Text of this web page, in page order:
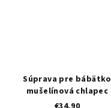
Súprava pre bábätko
mušelínová chlapec